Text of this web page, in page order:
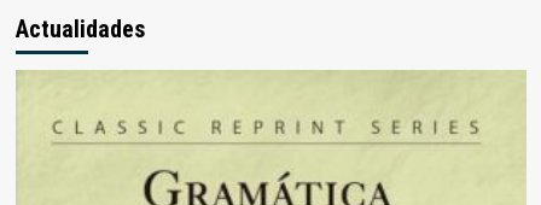
Actualidades